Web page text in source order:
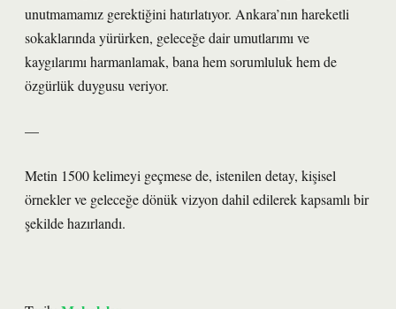
unutmamamız gerektiğini hatırlatıyor. Ankara’nın hareketli
sokaklarında yürürken, geleceğe dair umutlarımı ve
kaygılarımı harmanlamak, bana hem sorumluluk hem de
özgürlük duygusu veriyor.
—
Metin 1500 kelimeyi geçmese de, istenilen detay, kişisel
örnekler ve geleceğe dönük vizyon dahil edilerek kapsamlı bir
şekilde hazırlandı.